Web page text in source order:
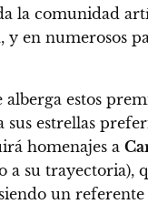
la comunidad
y en numerosos
alberga estos
sus estrellas
homenajes a
a su trayectoria),
un